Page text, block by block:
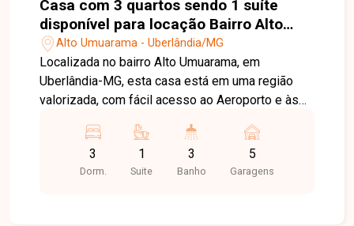
Casa com 3 quartos sendo 1 suíte
disponível para locação Bairro Alto
Umuarama em Uberlândia-MG
Alto Umuarama - Uberlândia/MG
Localizada no bairro Alto Umuarama, em
Uberlândia-MG, esta casa está em uma região
valorizada, com fácil acesso ao Aeroporto e às
infraestrutura completa, proximidade de
comércios, escolas, supermercados e diversos
serviços, proporcionando praticidade e qualidade
3
Dorm.
1
Suite
3
Banho
5
Garagens